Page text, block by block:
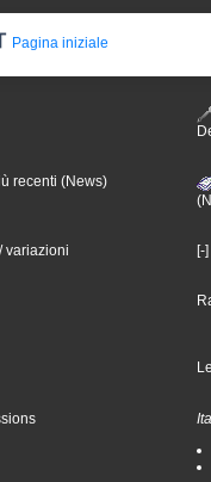
Pagina iniziale
recenti (News)
variazioni [-